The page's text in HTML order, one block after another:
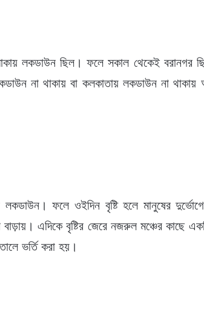
লকডাউন ছিল। ফলে সকাল থেকেই বরানগর
না থাকায় বা কলকাতায় লকডাউন না থাকায়
ফলে ওইদিন বৃষ্টি হলে মানুষের
বাড়ায়। এদিকে বৃষ্টির জেরে নজরুল মঞ্চের কাছে
ভর্তি করা হয়।